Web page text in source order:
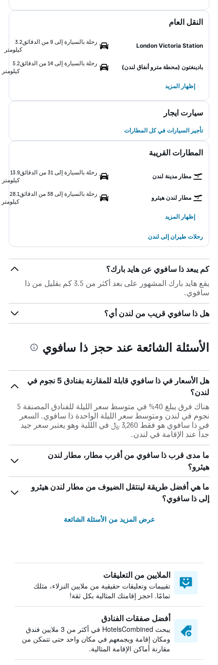
النقل العام
London Victoria Station
رحلة بالسيارة إلى 9 من الدقائق
3.2
كيلومتر
بادينغتون (محطة مترو أنفاق لندن)
رحلة بالسيارة إلى 14 من الدقائق
5.2
كيلومتر
إظهار المزيد
سيارت ايجار
تأجير السيارات في كل المطارات
المطارات القريبة
مطار مدينة لندن
رحلة بالسيارة إلى 31 من الدقائق
13.9
كيلومتر
مطار لندن هيثرو
رحلة بالسيارة إلى 38 من الدقائق
28.1
كيلومتر
إظهار المزيد
رحلات طيران إلى لندن
كم يبعد ذا سافوي عن هايد بارك؟
يقع هايد بارك المشهور على بعد أكثر من 3.5 كم بقليل من ذا
سافوي.
هل ذا سافوي قريب من لندن أي؟
الأسئلة الشائعة عند حجز ذا سافوي
هل الأسعار في ذا سافوي قابلة للمقارنة بفنادق 5 نجوم في
لندن؟
هناك فرق يبلغ 40% في متوسط ​​سعر الليلة للفنادق المصنفة 5
نجوم في لندن ومتوسط ​​سعر الليلة الواحدة ذا سافوي. السعر
في ذا سافوي هو فقط 3,260 ﷼ في الللية وهو يعتبر سعر جيد
جداً عند الإقامة في لندن.
ما مدى قرب ذا سافوي من أقرب مطار، مطار لندن
هيثرو؟
ما هي أفضل طريقة لينتقل الضيوف من مطار لندن هيثرو
إلى ذا سافوي؟
عرض المزيد من الأسئلة الشائعة
الملايين من التعليقات
تقييمات وتعليقات حقيقية من ملايين النزلاء، مثلك
تمامًا. احجز إقامتك المثالية بكل ثقة!
أفضل صفقات الفنادق
يبحث HotelsCombined في أكثر من 3 ملايين فندق
ومكان إقامة ويجمعهم في مكان واحد حتى تتمكن من
مقارنة أماكن الإقامة المثالية.